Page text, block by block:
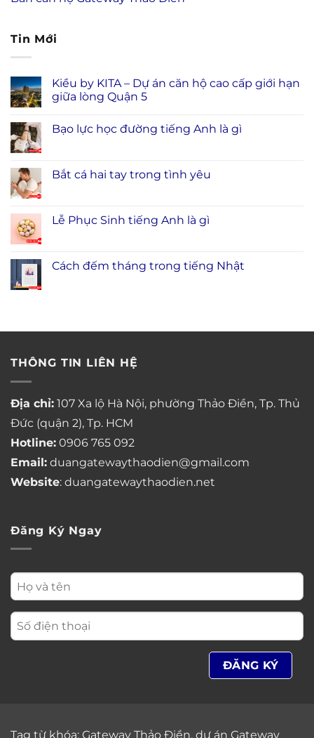
Tin Mới
Kiều by KITA – Dự án căn hộ cao cấp giới hạn
giữa lòng Quận 5
Bạo lực học đường tiếng Anh là gì
Bắt cá hai tay trong tình yêu
Lễ Phục Sinh tiếng Anh là gì
Cách đếm tháng trong tiếng Nhật
THÔNG TIN LIÊN HỆ
Địa chỉ: 107 Xa lộ Hà Nội, phường Thảo Điền, Tp. Thủ
Đức (quận 2), Tp. HCM
Hotline: 0906 765 092
Email: duangatewaythaodien@gmail.com
Website: duangatewaythaodien.net
Đăng Ký Ngay
Tag từ khóa: Gateway Thảo Điền, dự án Gateway